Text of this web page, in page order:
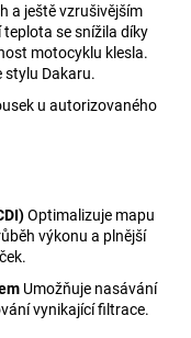
a ještě vzrušivějším
se snížila díky
motocyklu klesla.
stylu Dakaru.
u autorizovaného
Optimalizuje mapu
výkonu a plnější
Umožňuje nasávání
vynikající filtrace.